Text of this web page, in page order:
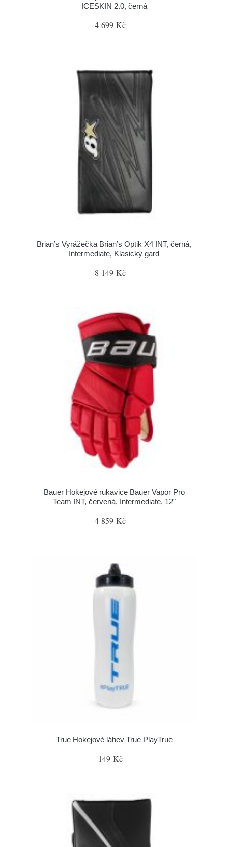
ICESKIN 2.0, černá
4 699 Kč
Brian’s Vyrážečka Brian’s Optik X4 INT, černá,
Intermediate, Klasický gard
8 149 Kč
Bauer Hokejové rukavice Bauer Vapor Pro
Team INT, červená, Intermediate, 12"
4 859 Kč
True Hokejové láhev True PlayTrue
149 Kč